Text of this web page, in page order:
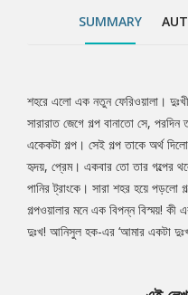
SUMMARY
Tab
Article
শহরে এলো এক নতুন ফেরিওয়ালা। দুঃখী
সারারাত জেগে গল্প বানাতো সে,
একেকটা গল্প। সেই গল্প তাকে অর্থ
হৃদয়, প্রেম। একবার তো তার গল্পের থলে
পানির ট্রাংকে। সারা শহর হয়ে পড়লো
গল্পওয়ালার মনে এক বিপন্ন বিস্ময়! কী
দুঃখ! আনিসুল হক-এর ‘আমার একটা